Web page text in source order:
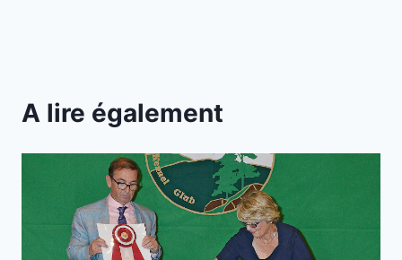
A lire également